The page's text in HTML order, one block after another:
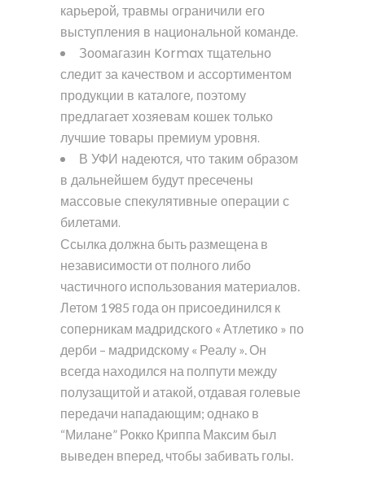
карьерой, травмы ограничили его
выступления в национальной команде.
Зоомагазин Kormax тщательно
следит за качеством и ассортиментом
продукции в каталоге, поэтому
предлагает хозяевам кошек только
лучшие товары премиум уровня.
В УФИ надеются, что таким образом
в дальнейшем будут пресечены
массовые спекулятивные операции с
билетами.
Ссылка должна быть размещена в
независимости от полного либо
частичного использования материалов.
Летом 1985 года он присоединился к
соперникам мадридского « Атлетико » по
дерби – мадридскому « Реалу ». Он
всегда находился на полпути между
полузащитой и атакой, отдавая голевые
передачи нападающим; однако в
“Милане” Рокко Криппа Максим был
выведен вперед, чтобы забивать голы.